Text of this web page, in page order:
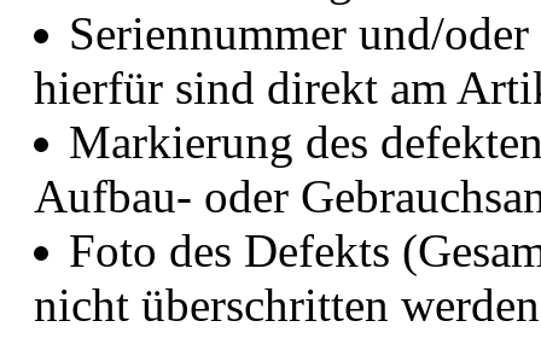
Seriennummer und/
hierfür sind direkt am
Markierung des
Aufbau- oder
Foto des Defekts
nicht überschritten